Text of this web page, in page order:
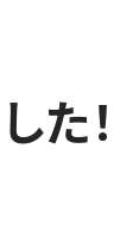
た！